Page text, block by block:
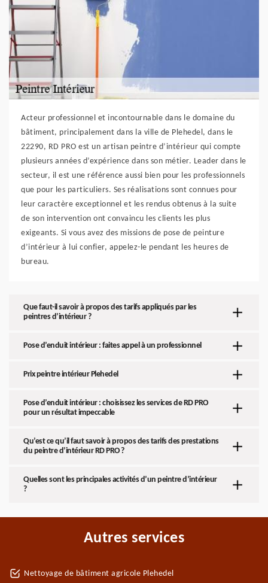
Acteur professionnel et incontournable dans le domaine du
bâtiment, principalement dans la ville de Plehedel, dans le
22290, RD PRO est un artisan peintre d’intérieur qui compte
plusieurs années d’expérience dans son métier. Leader dans le
secteur, il est une référence aussi bien pour les professionnels
que pour les particuliers. Ses réalisations sont connues pour
leur caractère exceptionnel et les rendus obtenus à la suite
de son intervention ont convaincu les clients les plus
exigeants. Si vous avez des missions de pose de peinture
d’intérieur à lui confier, appelez-le pendant les heures de
bureau.
Que faut-il savoir à propos des tarifs appliqués par les
peintres d’intérieur ?
Pose d’enduit intérieur : faites appel à un professionnel
Prix peintre intérieur Plehedel
Pose d’enduit intérieur : choisissez les services de RD PRO
pour un résultat impeccable
Qu’est ce qu’il faut savoir à propos des tarifs des prestations
du peintre d’intérieur RD PRO ?
Quelles sont les principales activités d’un peintre d’intérieur
?
Autres services
Nettoyage de bâtiment agricole Plehedel